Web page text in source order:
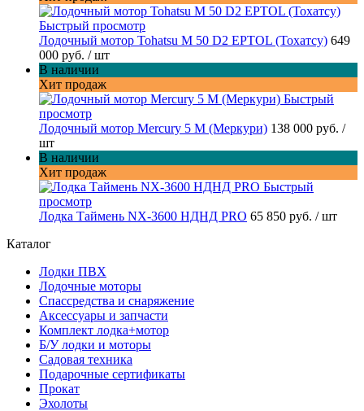
Быстрый просмотр
Лодочный мотор Tohatsu M 50 D2 EPTOL (Тохатсу) 649
000 руб. / шт
В наличии
Хит продаж
Быстрый
просмотр
Лодочный мотор Mercury 5 M (Меркури) 138 000 руб. /
шт
В наличии
Хит продаж
Быстрый
просмотр
Лодка Таймень NX-3600 НДНД PRO 65 850 руб. / шт
Каталог
Лодки ПВХ
Лодочные моторы
Спассредства и снаряжение
Аксессуары и запчасти
Комплект лодка+мотор
Б/У лодки и моторы
Садовая техника
Подарочные сертификаты
Прокат
Эхолоты